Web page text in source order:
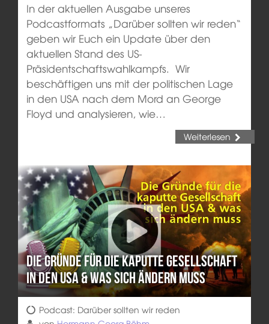
In der aktuellen Ausgabe unseres
Podcastformats „Darüber sollten wir reden“
geben wir Euch ein Update über den
aktuellen Stand des US-
Präsidentschaftswahlkampfs. Wir
beschäftigen uns mit der politischen Lage
in den USA nach dem Mord an George
Floyd und analysieren, wie…
Weiterlesen
Die Gründe für die kaputte Gesellschaft
in den USA & was sich ändern muss
Podcast: Darüber sollten wir reden